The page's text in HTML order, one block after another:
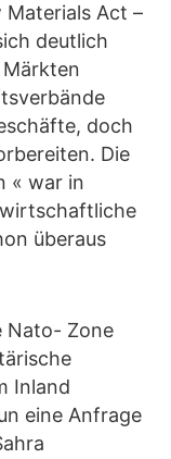
Materials Act –
deutlich
doch
Die
« war in
überaus
Nato- Zone
Inland
eine Anfrage